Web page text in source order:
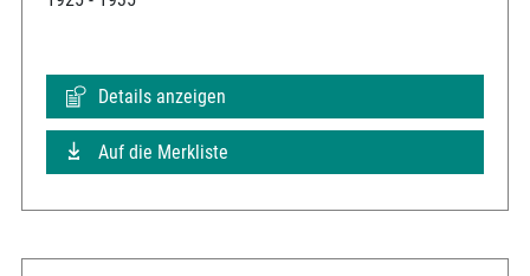
Details anzeigen
Auf die Merkliste